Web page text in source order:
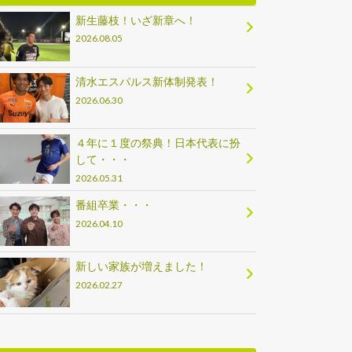
新生藤枝！いざ新章へ！
2026.08.05
清水エスパルス新体制発表！
2026.06.30
４年に１度の祭典！日本代表に扮
して・・・
2026.05.31
番組卒業・・・
2026.04.10
新しい家族が増えました！
2026.02.27